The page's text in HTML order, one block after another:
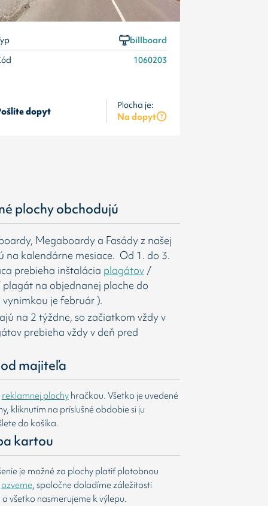
billboard
1060203
dopyt Plocha je:
Na dopyt
plochy obchodujú
Megaboardy a Fasády z našej
na kalendárne mesiace. Od 1. do 3.
prebieha inštalácia plagátov/
plagát na objednanej ploche do
je február ).
na 2 týždne, so začiatkom vždy v
prebieha vždy v deň pred
majiteľa
reklamnej plochyhračkou. Všetko je uvedené
kliknutím na príslušné obdobie si ju
do košíka.
kartou
je možné za plochy platiť platobnou
ozveme, spoločne doladíme záležitosti
všetko nasmerujeme k výlepu.